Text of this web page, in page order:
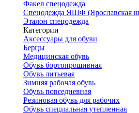
Факел спецодежда
Спецодежда ЯШФ (Ярославская
Эталон спецодежда
Категории
Аксессуары для обуви
Берцы
Медицинская обувь
Обувь бортопрошивная
Обувь литьевая
Зимняя рабочая обувь
Обувь повседневная
Резиновая обувь для рабочих
Обувь специальная утепленная